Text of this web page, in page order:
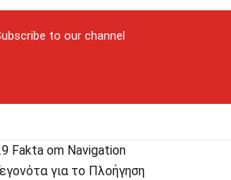
to our channel
Fakta om Navigation
για το Πλοήγηση